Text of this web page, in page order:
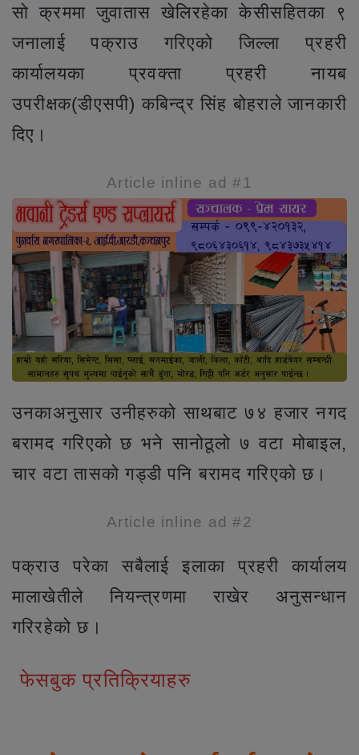
सो क्रममा जुवातास खेलिरहेका केसीसहितका ९
जनालाई पक्राउ गरिएको जिल्ला प्रहरी
कार्यालयका प्रवक्ता प्रहरी नायब
उपरीक्षक(डीएसपी) कबिन्द्र सिंह बोहराले जानकारी
दिए।
Article inline ad #1
उनकाअनुसार उनीहरुको साथबाट ७४ हजार नगद
बरामद गरिएको छ भने सानोठूलो ७ वटा मोबाइल,
चार वटा तासको गड्डी पनि बरामद गरिएको छ।
Article inline ad #2
पक्राउ परेका सबैलाई इलाका प्रहरी कार्यालय
मालाखेतीले नियन्त्रणमा राखेर अनुसन्धान
गरिरहेको छ।
फेसबुक प्रतिक्रियाहरु